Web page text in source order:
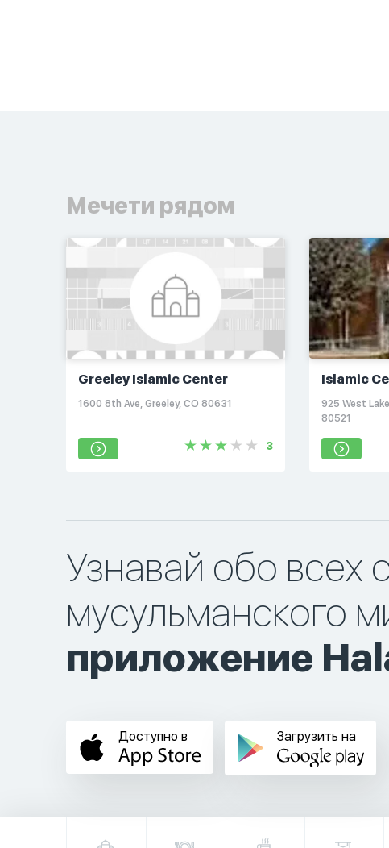
Мечети рядом
Greeley Islamic Center
1600 8th Ave, Greeley, CO 80631
3
Islamic
925 West
80521
Узнавай обо всех
мусульманского
приложение
Доступно в Загрузить на